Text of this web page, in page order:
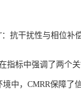
：抗干扰性与相位补
指标中强调了两个
中， CMRR保障了